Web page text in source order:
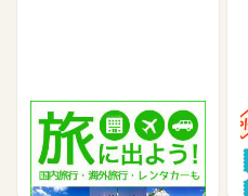
楽天トラベル
1%